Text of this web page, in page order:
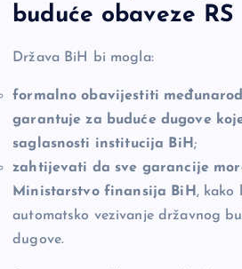
buduće obaveze RS
Država BiH bi mogla:
formalno obavijestiti
garantuje za buduće dugove
saglasnosti institucija BiH ;
zahtijevati da sve garancije
Ministarstvo finansija BiH , kako
automatsko vezivanje državnog
dugove.